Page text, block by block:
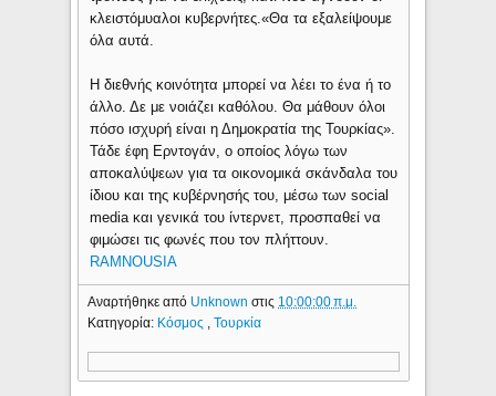
κλειστόμυαλοι κυβερνήτες.«Θα τα εξαλείψουμε
όλα αυτά.
Η διεθνής κοινότητα μπορεί να λέει το ένα ή το
άλλο. Δε με νοιάζει καθόλου. Θα μάθουν όλοι
πόσο ισχυρή είναι η Δημοκρατία της Τουρκίας».
Τάδε έφη Ερντογάν, ο οποίος λόγω των
αποκαλύψεων για τα οικονομικά σκάνδαλα του
ίδιου και της κυβέρνησής του, μέσω των social
media και γενικά του ίντερνετ, προσπαθεί να
φιμώσει τις φωνές που τον πλήττουν.
RAMNOUSIA
Αναρτήθηκε από Unknownστις 10:00:00 π.μ.
Κατηγορία: Κόσμος ,Τουρκία